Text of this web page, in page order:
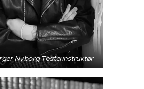
Nyborg Teaterinstruktør